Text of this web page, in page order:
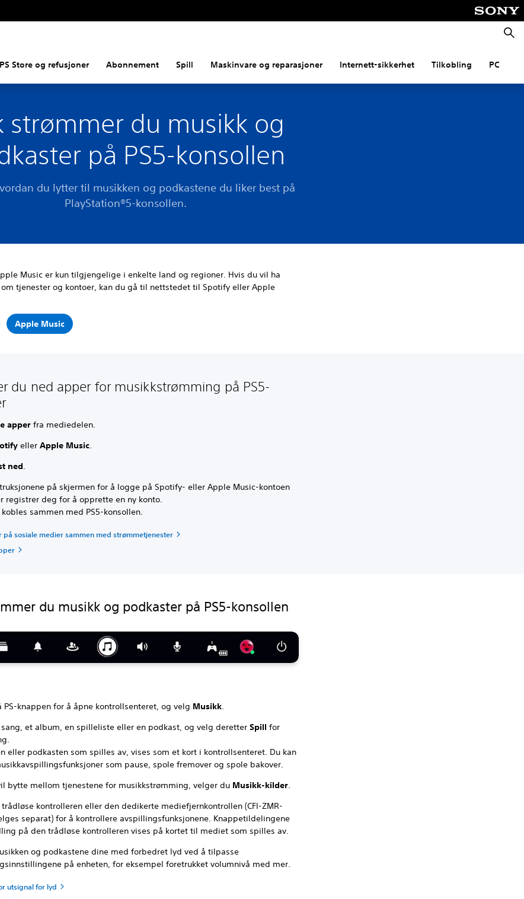
Søk
PS Store og refusjoner Abonnement Spill Maskinvare og reparasjoner Internett-sikkerhet Tilkobling PC
strømmer du musikk og
på PS5-konsollen
du lytter til musikken og podkastene du liker best på
PlayStation®5-konsollen.
Music er kun tilgjengelige i enkelte land og regioner. Hvis du vil ha
tjenester og kontoer, kan du gå til nettstedet til Spotify eller Apple
Apple Music
du ned apper for musikkstrømming på PS5-
apper fra mediedelen.
ellerApple Music.
ned.
på skjermen for å logge på Spotify- eller Apple Music-kontoen
registrer deg for å opprette en ny konto.
sammen med PS5-konsollen.
på sosiale medier sammen med strømmetjenester
du musikk og podkaster på PS5-konsollen
PS-knappen for å åpne kontrollsenteret, og velg Musikk
sang, et album, en spilleliste eller en podkast, og velg deretterSpillfor
eller podkasten som spilles av, vises som et kort i kontrollsenteret. Du kan
som pause, spole fremover og spole bakover.
bytte mellom tjenestene for musikkstrømming, velger du Musikk-kilder
trådløse kontrolleren eller den dedikerte mediefjernkontrollen (CFI-ZMR-
separat) for å kontrollere avspillingsfunksjonene. Knappetildelingene
på den trådløse kontrolleren vises på kortet til mediet som spilles av.
og podkastene dine med forbedret lyd ved å tilpasse
på enheten, for eksempel foretrukket volumnivå med mer.
utsignal for lyd